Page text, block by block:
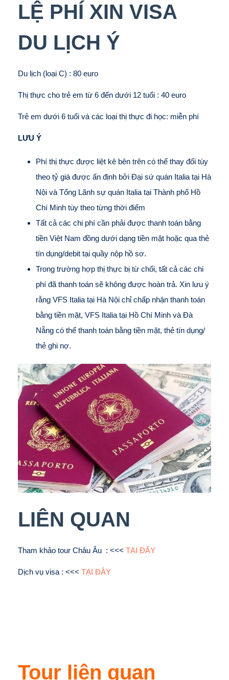
LỆ PHÍ XIN VISA
DU LỊCH Ý
Du lịch (loại C) : 80 euro
Thị thực cho trẻ em từ 6 đến dưới 12 tuổi : 40 euro
Trẻ em dưới 6 tuổi và các loại thị thực đi học: miễn phí
LƯU Ý
Phí thị thực được liệt kê bên trên có thể thay đổi tùy
theo tỷ giá được ấn định bởi Đại sứ quán Italia tại Hà
Nội và Tổng Lãnh sự quán Italia tại Thành phố Hồ
Chí Minh tùy theo từng thời điểm
Tất cả các chi phí cần phải được thanh toán bằng
tiền Việt Nam đồng dưới dạng tiền mặt hoặc qua thẻ
tín dụng/debit tại quầy nộp hồ sơ.
Trong trường hợp thị thực bị từ chối, tất cả các chi
phí đã thanh toán sẽ không được hoàn trả. Xin lưu ý
rằng VFS Italia tại Hà Nội chỉ chấp nhận thanh toán
bằng tiền mặt, VFS Italia tại Hồ Chí Minh và Đà
Nẵng có thể thanh toán bằng tiền mặt, thẻ tín dụng/
thẻ ghi nợ.
LIÊN QUAN
Tham khảo tour Châu Âu : <<< TẠI ĐÂY
Dịch vụ visa : <<< TẠI ĐÂY
Tour liên quan